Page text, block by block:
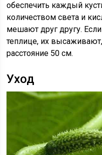
обеспечить каждый
количеством света и
мешают друг другу.
теплице, их
расстояние 50 см.
Уход